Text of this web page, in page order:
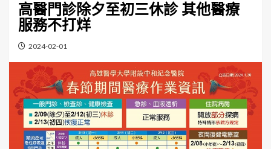
高醫門診除夕至初三休診 其他醫療
服務不打烊
2024-02-01